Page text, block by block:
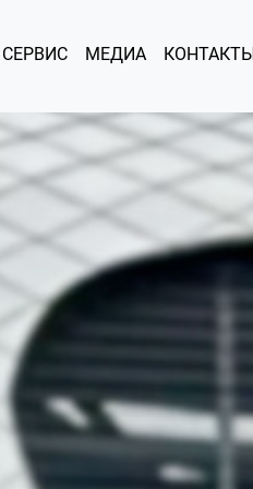
СЕРВИС МЕДИА КОНТАКТЫ